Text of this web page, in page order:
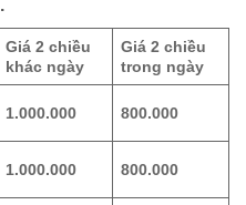
.
Giá 2 chiều
khác ngày
Giá 2 chiều
trong ngày
1.000.000 800.000
1.000.000 800.000